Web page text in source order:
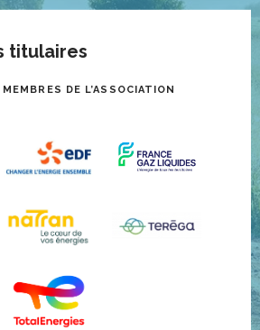
titulaires
DE L’ASSOCIATION